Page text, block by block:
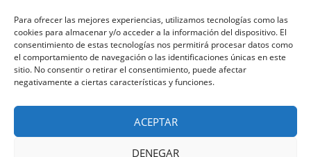
Para ofrecer las mejores experiencias, utilizamos tecnologías como las
cookies para almacenar y/o acceder a la información del dispositivo. El
consentimiento de estas tecnologías nos permitirá procesar datos como
el comportamiento de navegación o las identificaciones únicas en este
sitio. No consentir o retirar el consentimiento, puede afectar
negativamente a ciertas características y funciones.
ACEPTAR
DENEGAR
Links
Dos de Maig, 23-25, bajos